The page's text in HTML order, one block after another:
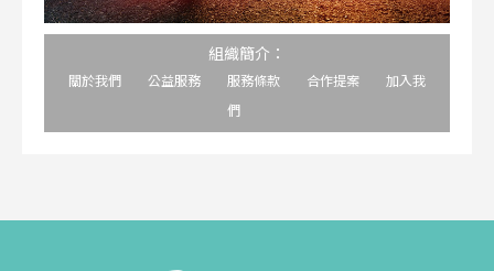
組織簡介：
關於我們 公益服務 服務條款 合作提案
加入我
們